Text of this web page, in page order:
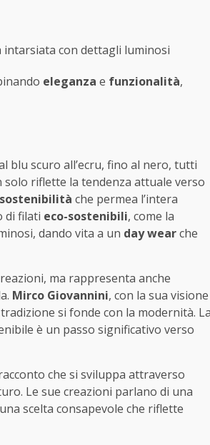
con dettagli luminosi
eleganza e funzionalità,
blu scuro all’ecru, fino al nero, tutti
riflette la tendenza attuale verso
sostenibilità che permea l’intera
di filati eco-sostenibili, come la
dando vita a un day wearche
ma rappresenta anche
Mirco Giovannini, con la sua visione
si fonde con la modernità.
è un passo significativo verso
che si sviluppa attraverso
Le sue creazioni parlano di una
scelta consapevole che riflette